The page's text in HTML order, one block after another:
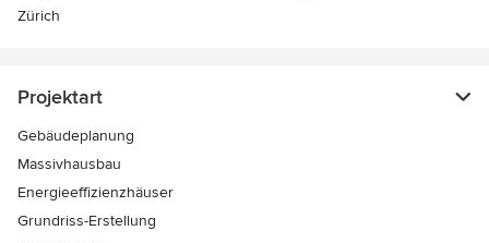
Zürich
Projektart
Gebäudeplanung
Massivhausbau
Energieeffizienzhäuser
Grundriss-Erstellung